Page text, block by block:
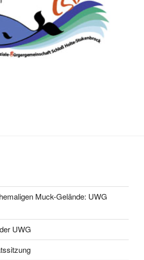
Muck-Gelände: UWG
UWG